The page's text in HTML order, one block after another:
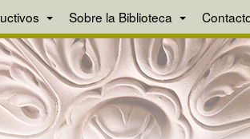
Sobre la Biblioteca